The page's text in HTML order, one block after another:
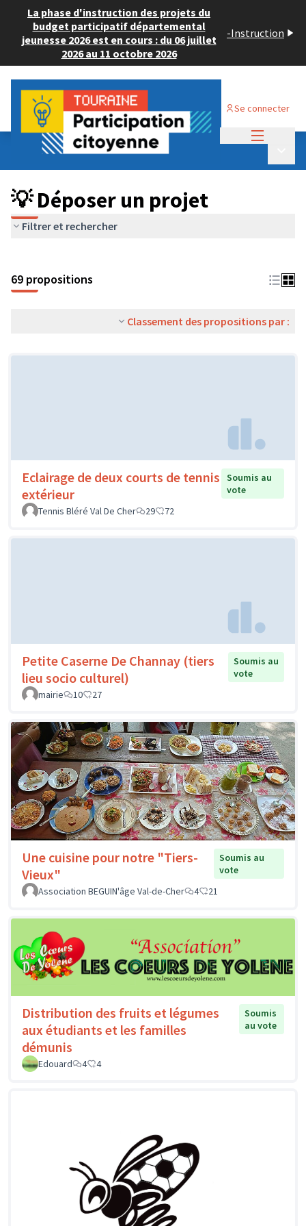
La phase d'instruction des projets du
budget participatif départemental
jeunesse 2026 est en cours : du 06 juillet
2026 au 11 octobre 2026
-Instruction
Se connecter
Budget Participatif ADULTE 2024
💡 Déposer un projet
💡 Déposer un projet
Filtrer et rechercher
69 propositions
Classement des propositions par :
Eclairage de deux courts de tennis
extérieur
Soumis au
vote
Tennis Bléré Val De Cher
29 72
Petite Caserne De Channay (tiers
lieu socio culturel)
Soumis au
vote
mairie
10 27
Une cuisine pour notre "Tiers-
Vieux"
Soumis au
vote
Association BEGUIN'âge Val-de-Cher
4 21
Distribution des fruits et légumes
aux étudiants et les familles
démunis
Soumis
au vote
Edouard 4 4